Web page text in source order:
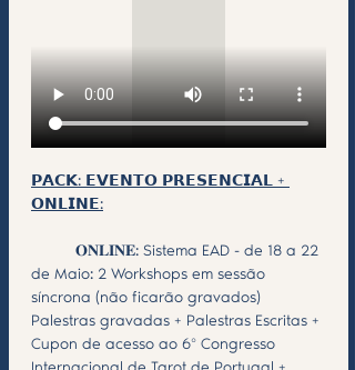
𝗣𝗔𝗖𝗞: 𝗘𝗩𝗘𝗡𝗧𝗢 𝗣𝗥𝗘𝗦𝗘𝗡𝗖𝗜𝗔𝗟 +
𝗢𝗡𝗟𝗜𝗡𝗘:
de Maio: 2 Workshops em sessão
síncrona (não ficarão gravados)
Palestras gravadas + Palestras Escritas +
Cupon de acesso ao 6º Congresso